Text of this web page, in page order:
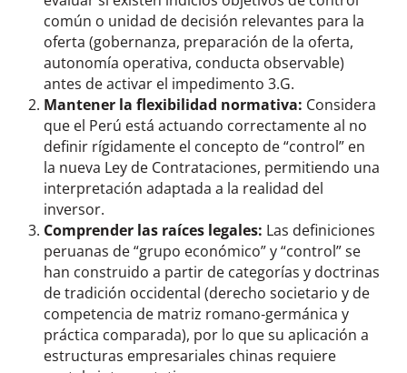
común o unidad de decisión relevantes para la
oferta (gobernanza, preparación de la oferta,
autonomía operativa, conducta observable)
antes de activar el impedimento 3.G.
Mantener la flexibilidad normativa: Considera
que el Perú está actuando correctamente al no
definir rígidamente el concepto de “control” en
la nueva Ley de Contrataciones, permitiendo una
interpretación adaptada a la realidad del
inversor.
Comprender las raíces legales: Las definiciones
peruanas de “grupo económico” y “control” se
han construido a partir de categorías y doctrinas
de tradición occidental (derecho societario y de
competencia de matriz romano‑germánica y
práctica comparada), por lo que su aplicación a
estructuras empresariales chinas requiere